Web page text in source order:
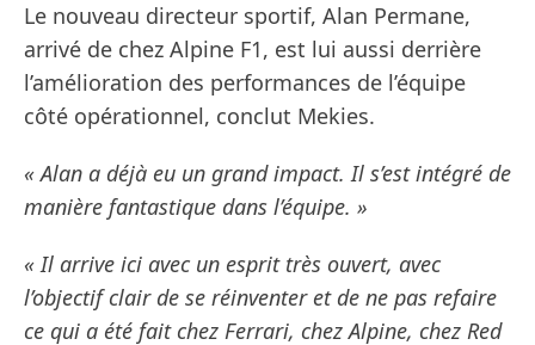
Le nouveau directeur sportif, Alan Permane,
arrivé de chez Alpine F1, est lui aussi derrière
l’amélioration des performances de l’équipe
côté opérationnel, conclut Mekies.
« Alan a déjà eu un grand impact. Il s’est intégré de
manière fantastique dans l’équipe. »
« Il arrive ici avec un esprit très ouvert, avec
l’objectif clair de se réinventer et de ne pas refaire
ce qui a été fait chez Ferrari, chez Alpine, chez Red